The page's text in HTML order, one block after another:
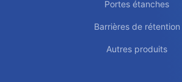
Portes étanches
Barrières de rétention
Autres produits